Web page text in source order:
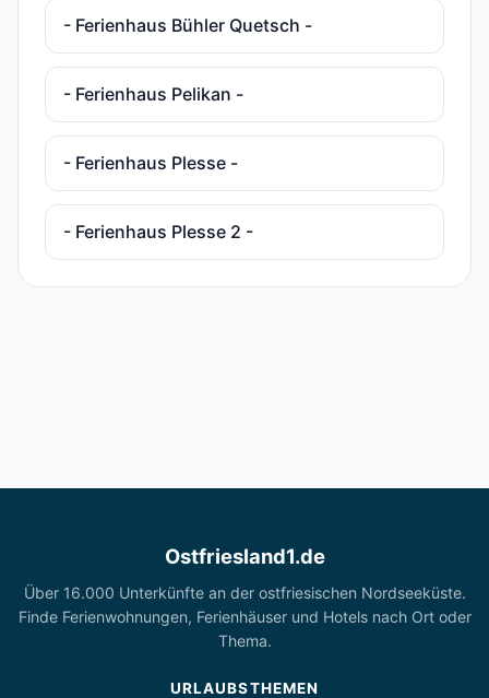
- Ferienhaus Bühler Quetsch -
- Ferienhaus Pelikan -
- Ferienhaus Plesse -
- Ferienhaus Plesse 2 -
Ostfriesland1.de
Über 16.000 Unterkünfte an der ostfriesischen Nordseeküste.
Finde Ferienwohnungen, Ferienhäuser und Hotels nach Ort oder
Thema.
URLAUBSTHEMEN